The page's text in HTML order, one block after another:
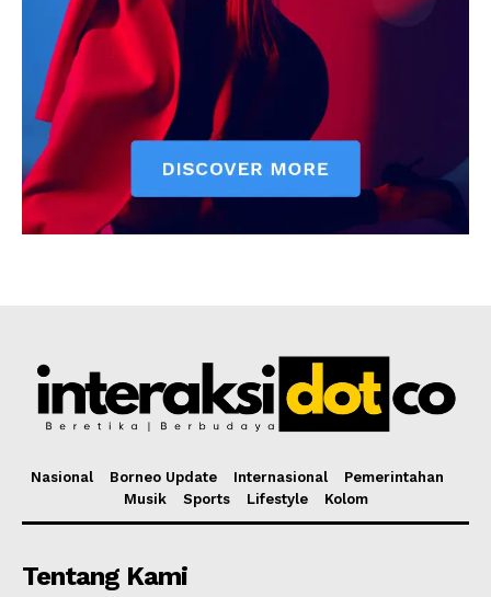
Nasional Borneo Update Internasional
Pemerintahan
Musik
Sports Lifestyle Kolom
Tentang Kami